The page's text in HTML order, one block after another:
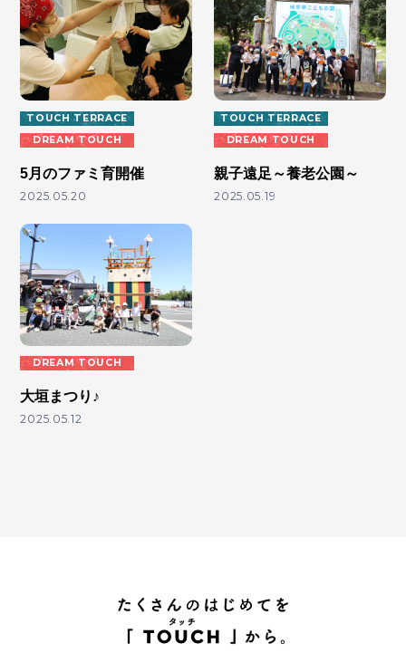
TOUCH TERRACE
DREAM TOUCH
5月のファミ育開催
2025.05.20
TOUCH TERRACE
DREAM TOUCH
親子遠足～養老公園～
2025.05.19
DREAM TOUCH
大垣まつり♪
2025.05.12